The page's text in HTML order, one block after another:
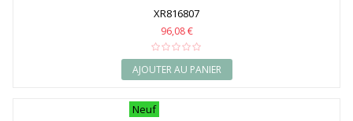
XR816807
96,08 €
AJOUTER AU PANIER
Neuf